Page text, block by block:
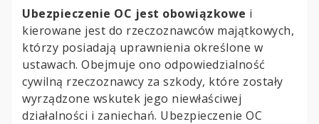
Ubezpieczenie OC jest obowiązkowe i
kierowane jest do rzeczoznawców majątkowych,
którzy posiadają uprawnienia określone w
ustawach. Obejmuje ono odpowiedzialność
cywilną rzeczoznawcy za szkody, które zostały
wyrządzone wskutek jego niewłaściwej
działalności i zaniechań. Ubezpieczenie OC